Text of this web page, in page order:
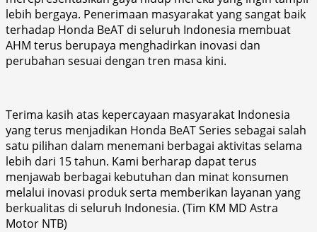
lebih bergaya. Penerimaan masyarakat yang sangat baik
terhadap Honda BeAT di seluruh Indonesia membuat
AHM terus berupaya menghadirkan inovasi dan
perubahan sesuai dengan tren masa kini.
Terima kasih atas kepercayaan masyarakat Indonesia
yang terus menjadikan Honda BeAT Series sebagai salah
satu pilihan dalam menemani berbagai aktivitas selama
lebih dari 15 tahun. Kami berharap dapat terus
menjawab berbagai kebutuhan dan minat konsumen
melalui inovasi produk serta memberikan layanan yang
berkualitas di seluruh Indonesia. (Tim KM MD Astra
Motor NTB)